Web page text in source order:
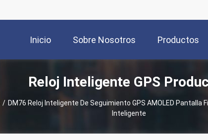
Inicio Sobre Nosotros Productos
Reloj Inteligente GPS
/ DM76 Reloj Inteligente De Seguimiento GPS AMOLED
Inteligente